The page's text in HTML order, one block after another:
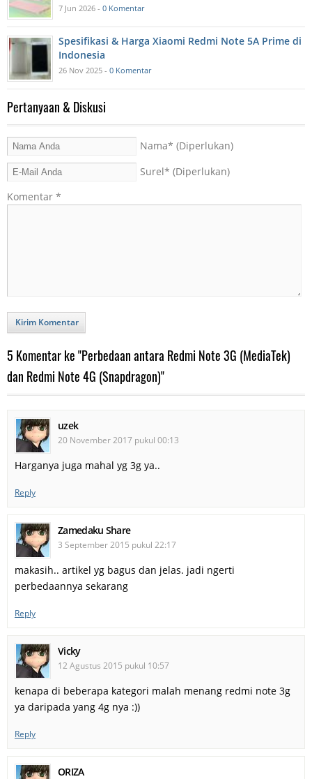
7 Jun 2026 - 0 Komentar
Spesifikasi & Harga Xiaomi Redmi Note 5A Prime di
Indonesia
26 Nov 2025 - 0 Komentar
Pertanyaan & Diskusi
Nama* (Diperlukan)
Surel* (Diperlukan)
Komentar *
Kirim Komentar
5 Komentar ke "Perbedaan antara Redmi Note 3G (MediaTek)
dan Redmi Note 4G (Snapdragon)"
uzek
20 November 2017 pukul 00:13
Harganya juga mahal yg 3g ya..
Reply
Zamedaku Share
3 September 2015 pukul 22:17
makasih.. artikel yg bagus dan jelas. jadi ngerti
perbedaannya sekarang
Reply
Vicky
12 Agustus 2015 pukul 10:57
kenapa di beberapa kategori malah menang redmi note 3g
ya daripada yang 4g nya :))
Reply
ORIZA